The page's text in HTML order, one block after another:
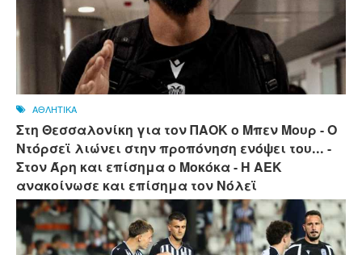
ΑΘΛΗΤΙΚΑ
Στη Θεσσαλονίκη για τον ΠΑΟΚ ο Μπεν Μουρ - Ο
Ντόρσεϊ λιώνει στην προπόνηση ενόψει του... -
Στον Άρη και επίσημα ο Μοκόκα - Η ΑΕΚ
ανακοίνωσε και επίσημα τον Νόλεϊ